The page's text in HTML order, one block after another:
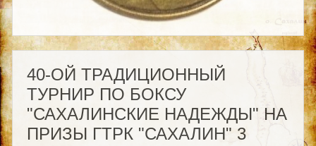
40-ОЙ ТРАДИЦИОННЫЙ
ТУРНИР ПО БОКСУ
"САХАЛИНСКИЕ НАДЕЖДЫ" НА
ПРИЗЫ ГТРК "САХАЛИН" 3